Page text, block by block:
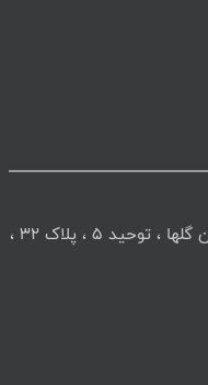
تهران ، شهرک غرب ، بلوار دریا ، خیابان گلها ، توحید 5 ، پلاک 32 ،